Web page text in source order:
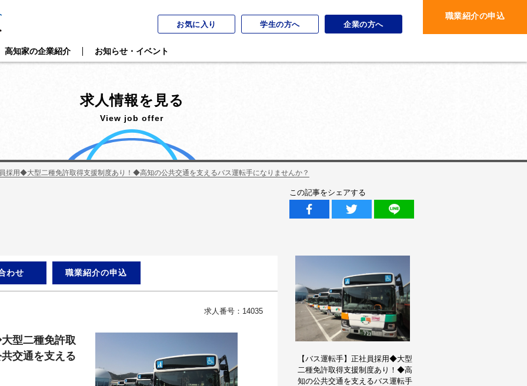
お気に入り 学生の方へ 企業の方へ
職業紹介の申込
高知家の企業紹介 お知らせ・イベント
求人情報を見る
View job offer
採用◆大型二種免許取得支援制度あり！◆高知の公共交通を支えるバス運転手になりませんか？
この記事をシェアする
わせ 職業紹介の申込
求人番号：14035
型二種免許取
交通を支える
【バス運転手】正社員採用◆大型
二種免許取得支援制度あり！◆高
知の公共交通を支えるバス運転手